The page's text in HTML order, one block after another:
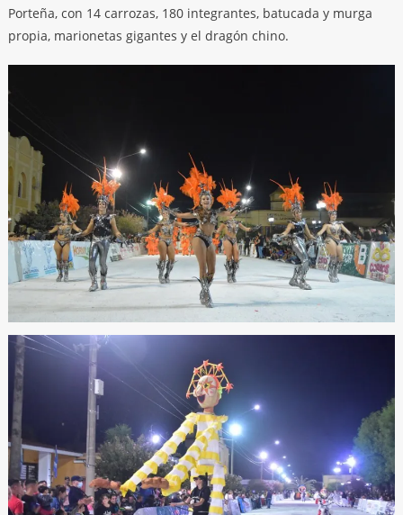
Porteña, con 14 carrozas, 180 integrantes, batucada y murga
propia, marionetas gigantes y el dragón chino.